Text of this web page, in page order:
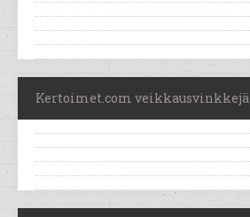
Kertoimet.com veikkausvinkkejä